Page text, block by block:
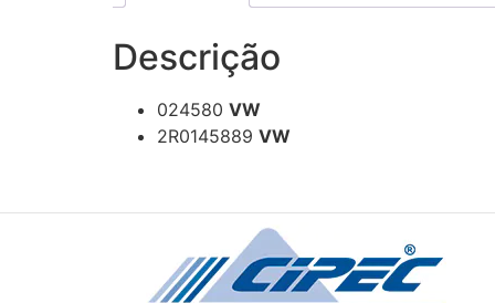
Descrição
024580 VW
2R0145889 VW